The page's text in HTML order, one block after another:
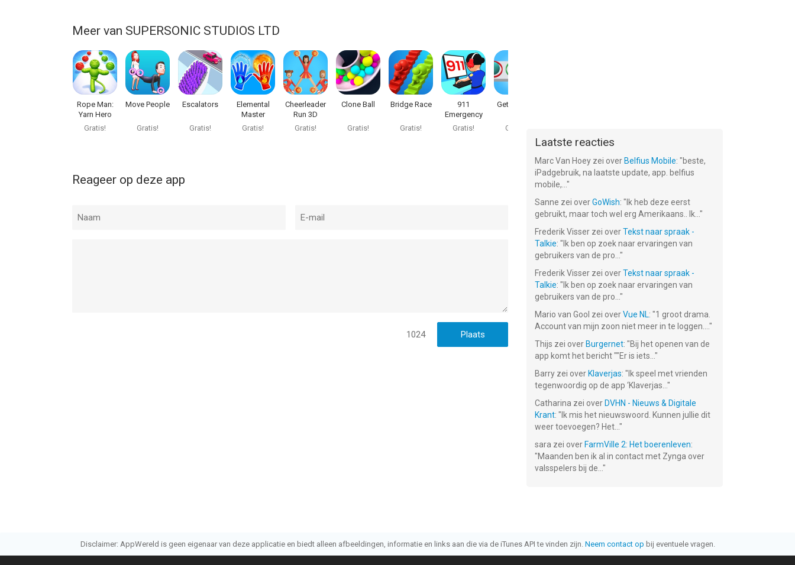
Meer van SUPERSONIC STUDIOS LTD
Rope Man:
Yarn Hero
Game
Gratis!
Move People
Gratis!
Escalators
Gratis!
Elemental
Master
Gratis!
Cheerleader
Run 3D
Gratis!
Clone Ball
Gratis!
Bridge Race
Gratis!
911
Emergency
Dispatcher
Gratis!
Get It Right!
Gratis!
Reageer op deze app
1024
Laatste reacties
Marc Van Hoey zei over Belfius Mobile: "beste,
iPadgebruik, na laatste update, app. belfius
mobile,... "
Sanne zei overGoWish: " Ik heb deze eerst
gebruikt, maar toch wel erg Amerikaans.. Ik... "
Frederik Visser zei overTekst naar spraak -
Talkie: " Ik ben op zoek naar ervaringen van
gebruikers van de pro... "
Frederik Visser zei overTekst naar spraak -
Talkie: " Ik ben op zoek naar ervaringen van
gebruikers van de pro... "
Mario van Gool zei overVue NL: "1 groot drama.
Account van mijn zoon niet meer in te loggen.... "
Thijs zei over Burgernet: "Bij het openen van de
app komt het bericht ""Er is iets... "
Barry zei over Klaverjas: " Ik speel met vrienden
tegenwoordig op de app ‘Klaverjas... "
Catharina zei over DVHN - Nieuws & Digitale
Krant: " Ik mis het nieuwswoord. Kunnen jullie dit
weer toevoegen? Het... "
sara zei over FarmVille 2: Het boerenleven:
"Maanden ben ik al in contact met Zynga over
valsspelers bij de... "
Disclaimer: AppWereld is geen eigenaar van deze applicatie en biedt alleen afbeeldingen, informatie en links aan die via de iTunes API te vinden zijn. Neem contact op bij eventuele vragen.